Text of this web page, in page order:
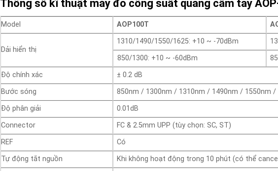
Thông số kĩ thuật máy đo công suất quang cầm tay
Model AOP100T
Dải hiển thị
1310/1490/1550/1625: +10 ~ -70dBm
850/1300: +10 ~ -60dBm
Độ chính xác
± 0.2 dB
Bước sóng
850nm / 1300nm / 1310nm / 1490nm / 1550nm /
Độ phân giải
0.01dB
Connector
FC & 2.5mm UPP (tùy chọn: SC, ST)
REF
Có
Tự động tắt nguồn
Khi không hoạt động trong 10 phút (có thể